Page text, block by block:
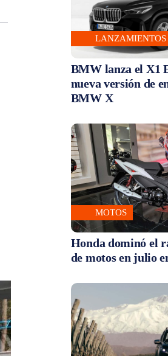
LANZAMIENTOS
BMW lanza el X1
nueva versión de
BMW X
MOTOS
Honda dominó el
de motos en julio